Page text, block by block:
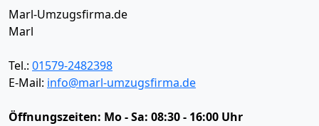
Marl-Umzugsfirma.de
Marl
Tel.: 01579-2482398
E-Mail: info@marl-umzugsfirma.de
Öffnungszeiten: Mo - Sa: 08:30 - 16:00 Uhr